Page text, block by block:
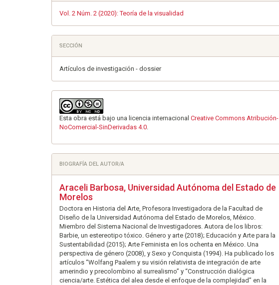
Vol. 2 Núm. 2 (2020): Teoría de la visualidad
SECCIÓN
Artículos de investigación - dossier
Esta obra está bajo una licencia internacionalCreative Commons Atribución-
NoComercial-SinDerivadas 4.0.
BIOGRAFÍA DEL AUTOR/A
Araceli Barbosa, Universidad Autónoma del Estado de
Morelos
Doctora en Historia del Arte, Profesora Investigadora de la Facultad de
Diseño de la Universidad Autónoma del Estado de Morelos, México.
Miembro del Sistema Nacional de Investigadores. Autora de los libros:
Barbie, un estereotipo tóxico. Género y arte (2018); Educación y Arte para la
Sustentabilidad (2015); Arte Feminista en los ochenta en México. Una
perspectiva de género (2008), y Sexo y Conquista (1994). Ha publicado los
artículos “Wolfang Paalem y su visión relativista de integración de arte
amerindio y precolombino al surrealismo” y “Construcción dialógica
ciencia/arte. Estética del alea desde el enfoque de la complejidad” en la